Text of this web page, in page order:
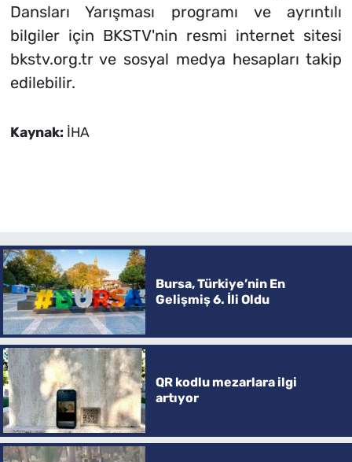
Dansları Yarışması programı ve ayrıntılı
bilgiler için BKSTV'nin resmi internet sitesi
bkstv.org.tr ve sosyal medya hesapları takip
edilebilir.
Kaynak: İHA
Bursa, Türkiye’nin En
Gelişmiş 6. İli Oldu
QR kodlu mezarlara ilgi
artıyor